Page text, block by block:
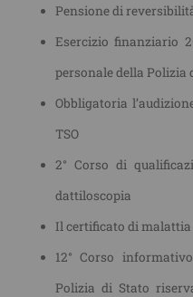
Pensione di
Esercizio finanziario
personale della Polizia
Obbligatoria
TSO
2° Corso di
dattiloscopia
Il certificato di malattia
12° Corso
Polizia di Stato